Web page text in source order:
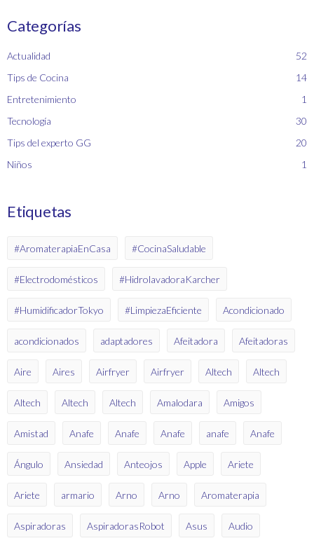
Categorías
Actualidad
52
Tips de Cocina
14
Entretenimiento
1
Tecnología
30
Tips del experto GG
20
Niños
1
Etiquetas
#AromaterapiaEnCasa #CocinaSaludable
#Electrodomésticos #HidrolavadoraKarcher
#HumidificadorTokyo #LimpiezaEficiente Acondicionado
acondicionados adaptadores Afeitadora Afeitadoras
Aire Aires Airfryer Airfryer Altech Altech
Altech Altech Altech Amalodara Amigos
Amistad Anafe Anafe Anafe anafe Anafe
Ángulo Ansiedad Anteojos Apple Ariete
Ariete armario Arno Arno Aromaterapia
Aspiradoras AspiradorasRobot Asus Audio